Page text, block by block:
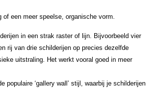
een meer speelse, organische vorm.
in een strak raster of lijn. Bijvoorbeeld vier
rij van drie schilderijen op precies dezelfde
uitstraling. Het werkt vooral goed in meer
populaire ‘gallery wall’ stijl, waarbij je schilderijen